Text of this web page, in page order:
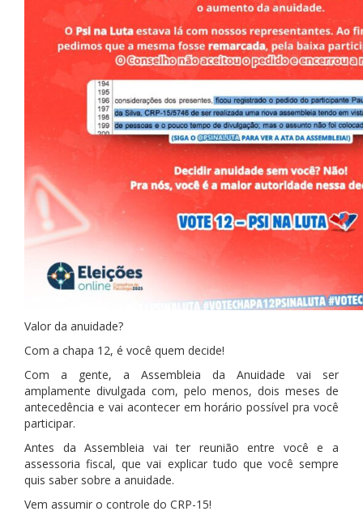
Valor da anuidade?
Com a chapa 12, é você quem decide!
Com a gente, a Assembleia da Anuidade vai ser
amplamente divulgada com, pelo menos, dois meses de
antecedência e vai acontecer em horário possível pra você
participar.
Antes da Assembleia vai ter reunião entre você e a
assessoria fiscal, que vai explicar tudo que você sempre
quis saber sobre a anuidade.
Vem assumir o controle do CRP-15!